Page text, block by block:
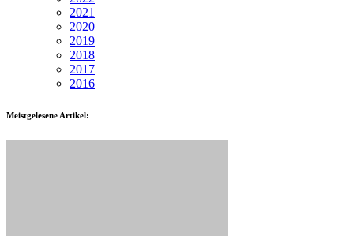
2021
2020
2019
2018
2017
2016
Meistgelesene Artikel: